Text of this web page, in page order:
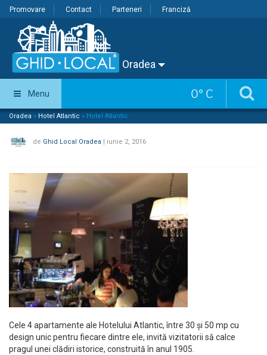
Promovare Contact Parteneri Franciză
Oradea
0° C
Menu
Oradea » Hotel Atlantic » Hotel Atlantic
de Ghid Local Oradea | iunie 2, 2016
Cele 4 apartamente ale Hotelului Atlantic, între 30 și 50 mp cu
design unic pentru fiecare dintre ele, invită vizitatorii să calce
pragul unei clădiri istorice, construită în anul 1905.